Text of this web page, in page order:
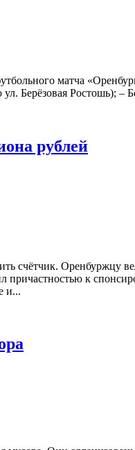
матча
Берёзовая Ростошь); –
рублей
счётчик. Оренбуржцу
к
и...